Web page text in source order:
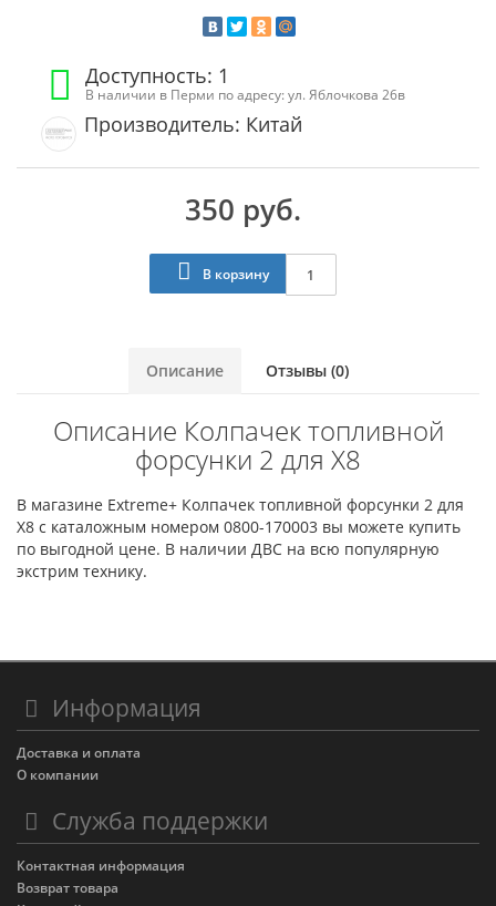
Доступность: 1
В наличии в Перми по адресу: ул. Яблочкова 26в
Производитель: Китай
350 руб.
В корзину
Описание Отзывы (0)
Описание Колпачек топливной
форсунки 2 для X8
В магазине Extreme+ Колпачек топливной форсунки 2 для
X8 с каталожным номером 0800-170003 вы можете купить
по выгодной цене. В наличии ДВС на всю популярную
экстрим технику.
Информация
Доставка и оплата
О компании
Служба поддержки
Контактная информация
Возврат товара